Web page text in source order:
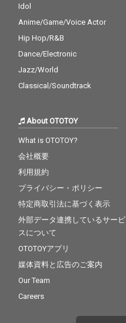
Idol
Anime/Game/Voice Actor
Hip Hop/R&B
Dance/Electronic
Jazz/World
Classical/Soundtrack
About OTOTOY
What is OTOTOY?
会社概要
利用規約
プライバシー・ポリシー
特定商取引法に基づく表示
外部データ連携しているサービ
スについて
OTOTOYアプリ
媒体資料と広告のご案内
Our Team
Careers